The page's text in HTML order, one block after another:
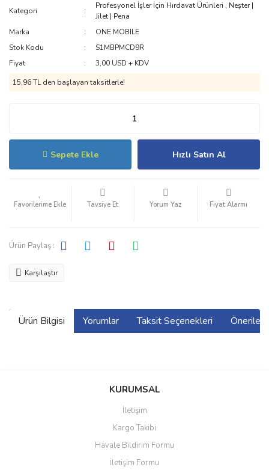
Kategori
Profesyonel İşler İçin Hırdavat Ürünleri , Neşter |
Jilet | Pena
Marka
ONE MOBILE
Stok Kodu
S1MBPMCD9R
Fiyat
3,00 USD + KDV
15,96 TL den başlayan taksitlerle!
Sepete Ekle Hızlı Satın Al
Tavsiye Et Yorum Yaz Fiyat Alarmı
Ürün Paylaş :
Karşılaştır
Ürün Bilgisi Yorumlar Taksit Seçenekleri
Bu ürüne ilk yorumu siz yapın!
Ürün resmi kalitesiz, bozuk veya görüntülenemiyor.
Ürün açıklamasında eksik bilgiler bulunuyor.
Ürün bilgilerinde hatalar bulunuyor.
KURUMSAL
İletişim
Kargo Takibi
Havale Bildirim Formu
İletişim Formu